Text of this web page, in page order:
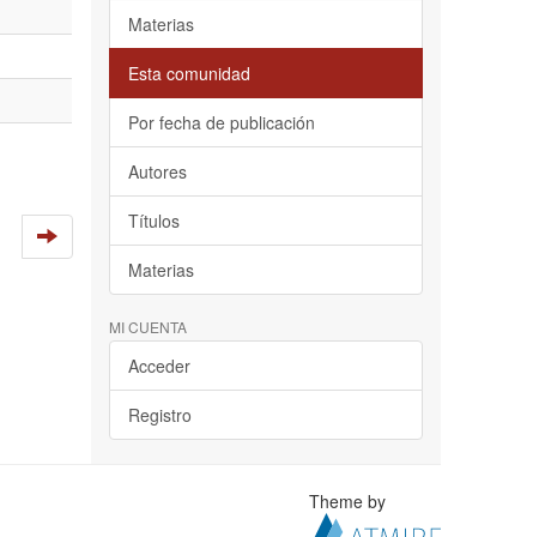
Materias
Esta comunidad
Por fecha de publicación
Autores
Títulos
Materias
MI CUENTA
Acceder
Registro
Theme by